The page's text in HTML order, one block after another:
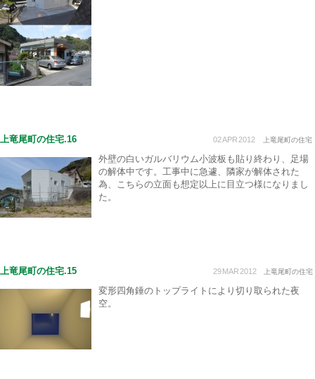
02APR 2012 上竜尾町の住宅
上竜尾町の住宅.16
外壁の白いガルバリウム小波板も貼り終わり、足場
の解体中です。工事中に急遽、隣家が解体された
為、こちらの立面も想定以上に目立つ様になりまし
た。
29MAR 2012 上竜尾町の住宅
上竜尾町の住宅.15
変形四角錘のトップライトにより切り取られた夜
空。